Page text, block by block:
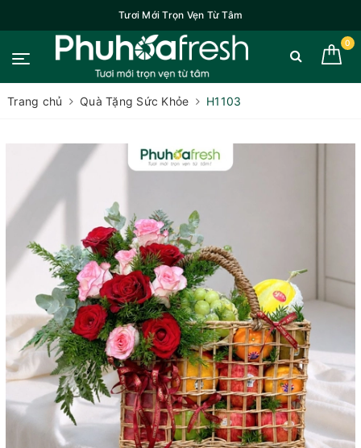
Tươi Mới Trọn Vẹn Từ Tâm
0
Trang chủ Quà Tặng Sức Khỏe H1103